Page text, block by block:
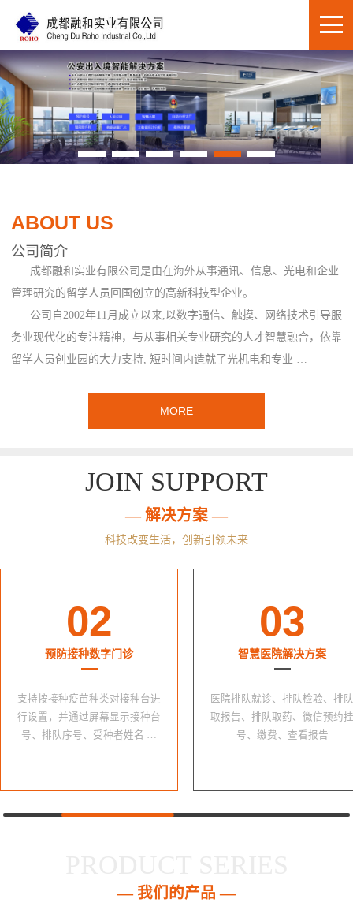
ABOUT US
公司简介
成都融和实业有限公司是由在海外从事通讯、信息、光电和企业
管理研究的留学人员回国创立的高新科技型企业。
公司自2002年11月成立以来,以数字通信、触摸、网络技术引导服
务业现代化的专注精神，与从事相关专业研究的人才智慧融合，依靠
留学人员创业园的大力支持, 短时间内造就了光机电和专业 …
MORE
JOIN SUPPORT
— 解决方案 —
科技改变生活，创新引领未来
02
预防接种数字门诊
支持按接种疫苗种类对接种台进
行设置，并通过屏幕显示接种台
号、排队序号、受种者姓名 …
03
智慧医院解决方案
医院排队就诊、排队检验、排队
取报告、排队取药、微信预约挂
号、缴费、查看报告
— 我们的产品 —